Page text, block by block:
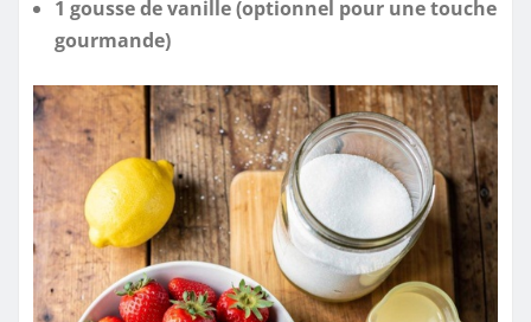
1 gousse de vanille (optionnel pour une touche
gourmande)